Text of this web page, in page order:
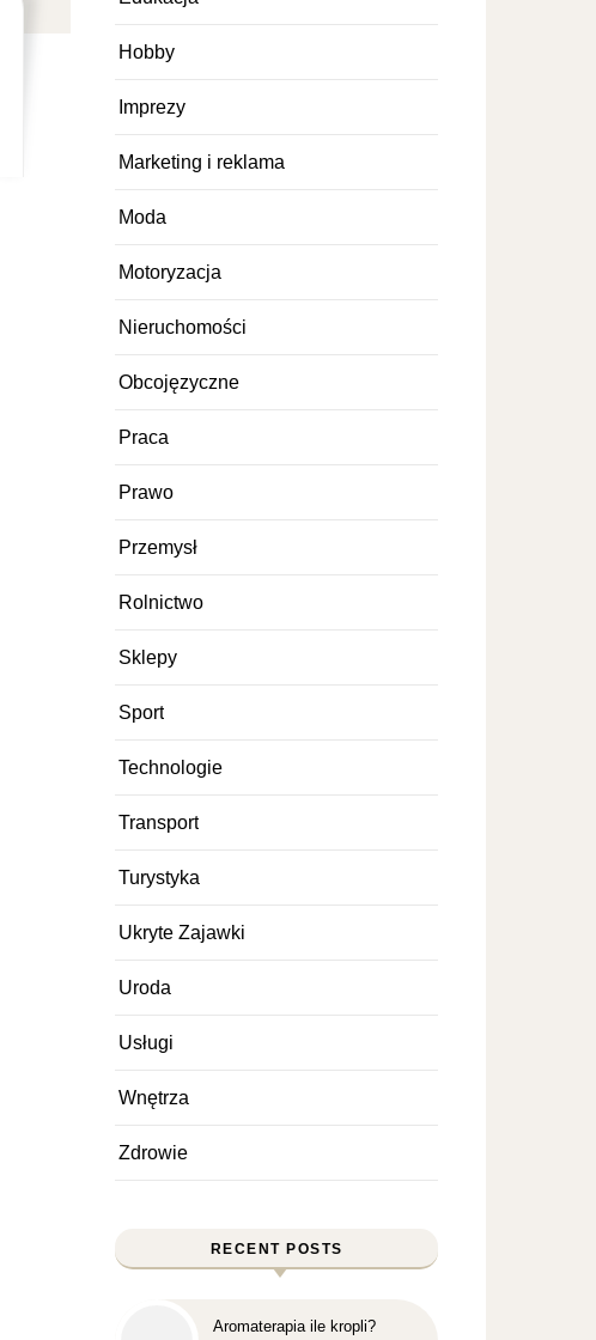
Hobby
Imprezy
Marketing i reklama
Moda
Motoryzacja
Nieruchomości
Obcojęzyczne
Praca
Prawo
Przemysł
Rolnictwo
Sklepy
Sport
Technologie
Transport
Turystyka
Ukryte Zajawki
Uroda
Usługi
Wnętrza
Zdrowie
RECENT POSTS
Aromaterapia ile kropli?